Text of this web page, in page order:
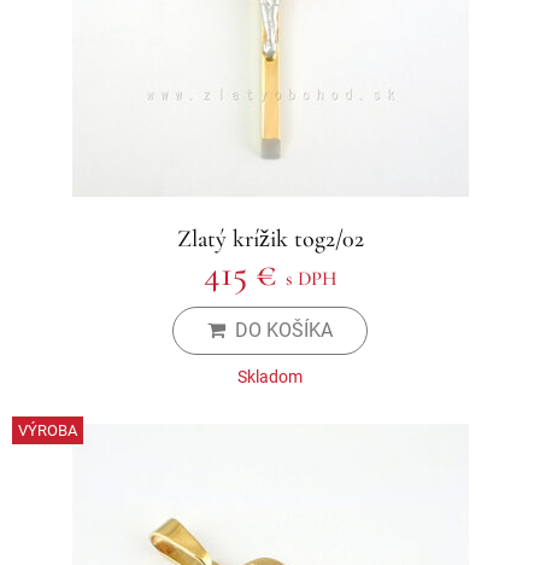
Zlatý krížik tog2/02
415 € s DPH
DO KOŠÍKA
Skladom
VÝROBA